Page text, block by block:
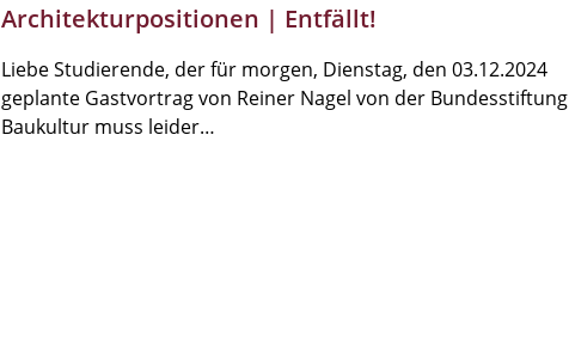
Architekturpositionen | Entfällt!
Liebe Studierende, der für morgen, Dienstag, den 03.12.2024
geplante Gastvortrag von Reiner Nagel von der Bundesstiftung
Baukultur muss leider…